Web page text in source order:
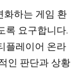
화하는 게임 환
록 요구합니다.
플레이어 온라
인 판단과 상황